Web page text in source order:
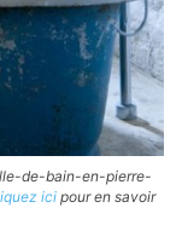
de-bain-en-pierre-
icipour en savoir